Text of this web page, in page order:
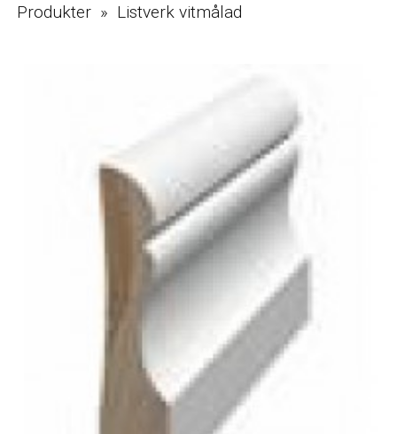
Produkter » Listverk vitmålad